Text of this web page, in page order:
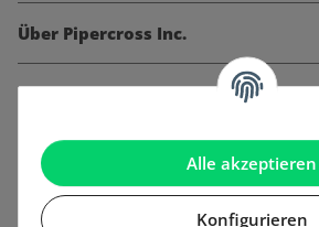
Alle akzeptieren
Konfigurieren
Über Pipercross Inc.
Informationen
Gesetzliche Informationen